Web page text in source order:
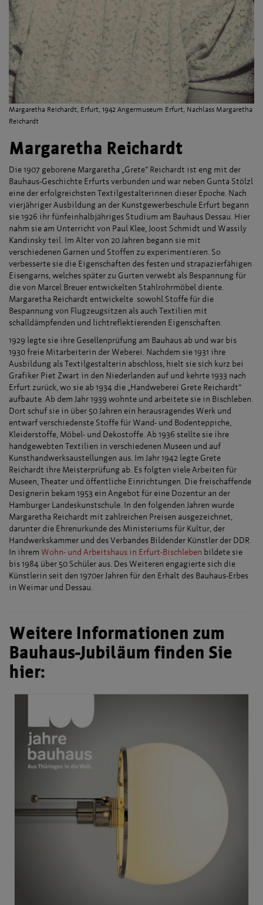
Margaretha Reichardt, Erfurt, 1942 Angermuseum Erfurt, Nachlass Margaretha
Reichardt
Margaretha Reichardt
Die 1907 geborene Margaretha „Grete“ Reichardt ist eng mit der
Bauhaus-Geschichte Erfurts verbunden und war neben Gunta Stölzl
eine der erfolgreichsten Textilgestalterinnen dieser Epoche. Nach
vierjähriger Ausbildung an der Kunstgewerbeschule Erfurt begann
sie 1926 ihr fünfeinhalbjähriges Studium am Bauhaus Dessau. Hier
nahm sie am Unterricht von Paul Klee, Joost Schmidt und Wassily
Kandinsky teil. Im Alter von 20 Jahren begann sie mit
verschiedenen Garnen und Stoffen zu experimentieren. So
verbesserte sie die Eigenschaften des festen und strapazierfähigen
Eisengarns, welches später zu Gurten verwebt als Bespannung für
die von Marcel Breuer entwickelten Stahlrohrmöbel diente.
Margaretha Reichardt entwickelte sowohl Stoffe für die
Bespannung von Flugzeugsitzen als auch Textilien mit
schalldämpfenden und lichtreflektierenden Eigenschaften.
1929 legte sie ihre Gesellenprüfung am Bauhaus ab und war bis
1930 freie Mitarbeiterin der Weberei. Nachdem sie 1931 ihre
Ausbildung als Textilgestalterin abschloss, hielt sie sich kurz bei
Grafiker Piet Zwart in den Niederlanden auf und kehrte 1933 nach
Erfurt zurück, wo sie ab 1934 die „Handweberei Grete Reichardt“
aufbaute. Ab dem Jahr 1939 wohnte und arbeitete sie in Bischleben.
Dort schuf sie in über 50 Jahren ein herausragendes Werk und
entwarf verschiedenste Stoffe für Wand- und Bodenteppiche,
Kleiderstoffe, Möbel- und Dekostoffe. Ab 1936 stellte sie ihre
handgewebten Textilien in verschiedenen Museen und auf
Kunsthandwerksaustellungen aus. Im Jahr 1942 legte Grete
Reichardt ihre Meisterprüfung ab. Es folgten viele Arbeiten für
Museen, Theater und öffentliche Einrichtungen. Die freischaffende
Designerin bekam 1953 ein Angebot für eine Dozentur an der
Hamburger Landeskunstschule. In den folgenden Jahren wurde
Margaretha Reichardt mit zahlreichen Preisen ausgezeichnet,
darunter die Ehrenurkunde des Ministeriums für Kultur, der
Handwerkskammer und des Verbandes Bildender Künstler der DDR.
In ihrem Wohn- und Arbeitshaus in Erfurt-Bischleben bildete sie
bis 1984 über 50 Schüler aus. Des Weiteren engagierte sich die
Künstlerin seit den 1970er Jahren für den Erhalt des Bauhaus-Erbes
in Weimar und Dessau.
Weitere Informationen zum
Bauhaus-Jubiläum finden Sie
hier: